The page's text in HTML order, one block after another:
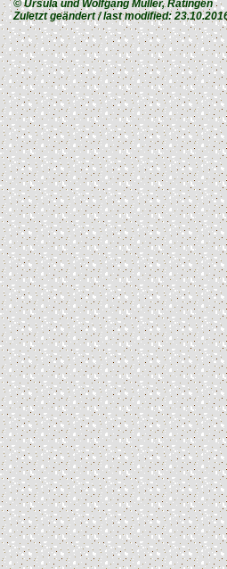
© Ursula und Wolfgang Müller, Ratingen
Zuletzt geändert / last modified: